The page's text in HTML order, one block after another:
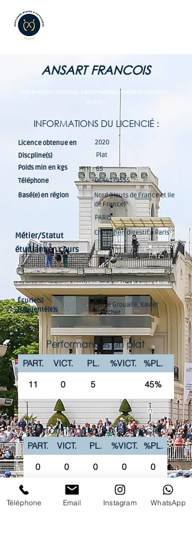
ANSART FRANCOIS
Présentation, parcours, performances, meilleurs souvenirs...
INFORMATIONS DU LICENCIÉ :
Licence obtenue en
2020
Discpline(s)
Plat
Poids min en kgs
65
Téléphone
0644179555
Basé(e) en région
Nord (Hauts de France et Ile
de France)
PARIS
Métier/Statut
étudiant en cours
Chirurgien digestif à Paris
Écurie(s)
fréquenté(e)s
Pierre Groualle, Xavier
Blanchet
Performances en plat
PART. VICT. PL. %VICT.
%PL.
11
0 5 45%
Performances en obstacle
PART. VICT. PL. %VICT.
%PL.
0
0 0 0 0
La chaîne Youtube du Club vous propose
'intégralité des courses PREMIUM en replay !
Téléphone Email Instagram WhatsApp